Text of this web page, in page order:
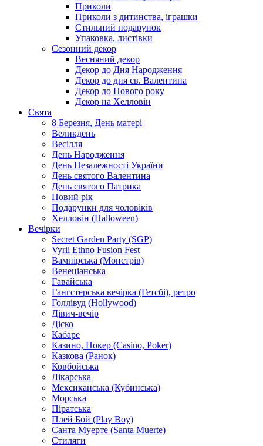
Приколи
Приколи з дитинства, іграшки
Стильний подарунок
Упаковка, листівки
Сезонний декор
Весняний декор
Декор до Дня Народження
Декор до дня св. Валентина
Декор до Нового року
Декор на Хелловін
Свята
8 Березня, День матері
Великдень
Весілля
День Народження
День Незалежності України
День святого Валентина
День святого Патрика
Новий рік
Подарунки для чоловіків
Хелловін (Halloween)
Вечірки
Secret Garden Party (SGP)
Vyrii Ethno Fusion Fest
Вампірська (Монстрів)
Венеціанська
Гавайська
Гангстерська вечірка (Гетсбі), ретро
Голлівуд (Hollywood)
Дівич-вечір
Діско
Кабаре
Казино, Покер (Casino, Poker)
Казкова (Ранок)
Ковбойська
Лікарська
Мексиканська (Кубинська)
Морська
Піратська
Плей Бой (Play Boy)
Санта Муерте (Santa Muerte)
Стиляги